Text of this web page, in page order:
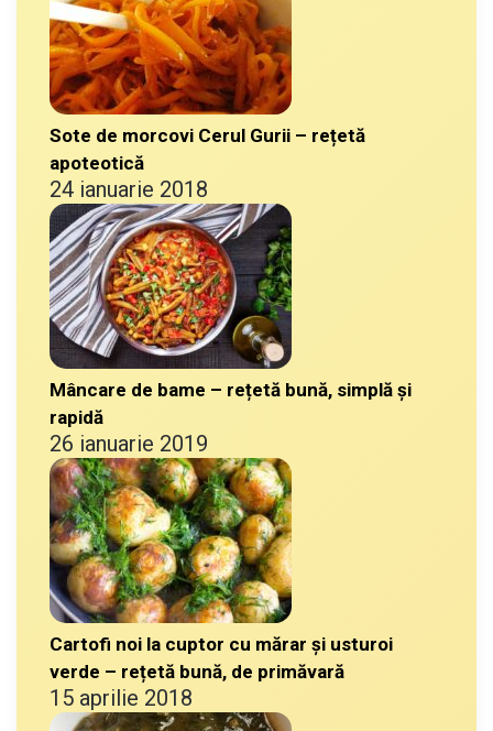
Sote de morcovi Cerul Gurii – rețetă
apoteotică
24 ianuarie 2018
Mâncare de bame – rețetă bună, simplă și
rapidă
26 ianuarie 2019
Cartofi noi la cuptor cu mărar și usturoi
verde – rețetă bună, de primăvară
15 aprilie 2018